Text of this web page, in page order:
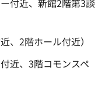
付近、新館2階第3談
、2階ホール付近）
近、3階コモンスペ